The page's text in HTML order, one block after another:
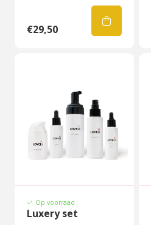
€29,50
Op voorraad
Luxery set